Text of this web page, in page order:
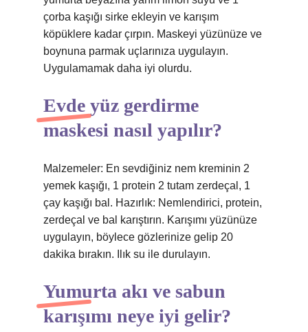
çorba kaşığı sirke ekleyin ve karışım
köpüklere kadar çırpın. Maskeyi yüzünüze ve
boynuna parmak uçlarınıza uygulayın.
Uygulamamak daha iyi olurdu.
Evde yüz gerdirme
maskesi nasıl yapılır?
Malzemeler: En sevdiğiniz nem kreminin 2
yemek kaşığı, 1 protein 2 tutam zerdeçal, 1
çay kaşığı bal. Hazırlık: Nemlendirici, protein,
zerdeçal ve bal karıştırın. Karışımı yüzünüze
uygulayın, böylece gözlerinize gelip 20
dakika bırakın. Ilık su ile durulayın.
Yumurta akı ve sabun
karışımı neye iyi gelir?